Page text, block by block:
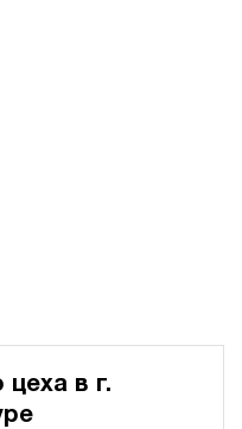
цеха в г.